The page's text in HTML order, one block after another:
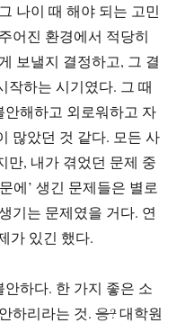
나이 때 해야 되는 고민
어진 환경에서 적당히
보낼지 결정하고, 그 결
작하는 시기였다. 그 때
해하고 외로워하고 자
많았던 것 같다. 모든 사
만, 내가 겪었던 문제 중
에’ 생긴 문제들은 별로
기는 문제였을 거다. 연
가 있긴 했다.
하다. 한 가지 좋은 소
하리라는 것.응?대학원